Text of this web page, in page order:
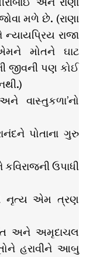
મળે છે. (રાણા
રાજા
મોતને ઘાટ
જીવની પણ કોઈ
વાસ્તુકળા’નો
પોતાના ગુરુ
ઉપાધી
નૃત્ય એમ ત્રણ
અને અમૃદાચલ
હરાવીને આબુ